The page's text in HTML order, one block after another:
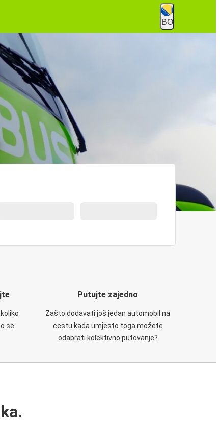
BO
se
Putujte zajedno
Zašto dodavati još jedan automobil na
cestu kada umjesto toga možete
odabrati kolektivno putovanje?